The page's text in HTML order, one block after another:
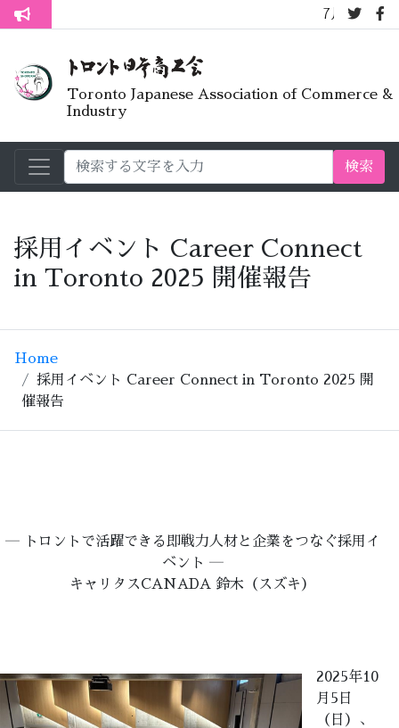
トロント生活不安疑問質問懇談会
7月オープンライ
Toronto Japanese Association of Commerce &
Industry
検索
採用イベント Career Connect
in Toronto 2025 開催報告
Home
採用イベント Career Connect in Toronto 2025 開
催報告
― トロントで活躍できる即戦力人材と企業をつなぐ採用イ
ベント ―
キャリタスCANADA 鈴木（スズキ）
2025年10
月5日
（日）、